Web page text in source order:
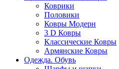
Коврики
Половики
Ковры Модерн
3 D Ковры
Классические Ковры
Армянские Ковры
Одежда. Обувь